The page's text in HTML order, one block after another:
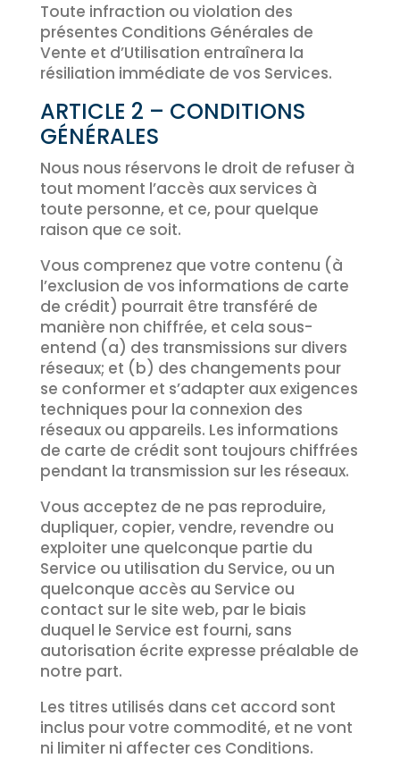
Toute infraction ou violation des
présentes Conditions Générales de
Vente et d’Utilisation entraînera la
résiliation immédiate de vos Services.
ARTICLE 2 – CONDITIONS
GÉNÉRALES
Nous nous réservons le droit de refuser à
tout moment l’accès aux services à
toute personne, et ce, pour quelque
raison que ce soit.
Vous comprenez que votre contenu (à
l’exclusion de vos informations de carte
de crédit) pourrait être transféré de
manière non chiffrée, et cela sous-
entend (a) des transmissions sur divers
réseaux; et (b) des changements pour
se conformer et s’adapter aux exigences
techniques pour la connexion des
réseaux ou appareils. Les informations
de carte de crédit sont toujours chiffrées
pendant la transmission sur les réseaux.
Vous acceptez de ne pas reproduire,
dupliquer, copier, vendre, revendre ou
exploiter une quelconque partie du
Service ou utilisation du Service, ou un
quelconque accès au Service ou
contact sur le site web, par le biais
duquel le Service est fourni, sans
autorisation écrite expresse préalable de
notre part.
Les titres utilisés dans cet accord sont
inclus pour votre commodité, et ne vont
ni limiter ni affecter ces Conditions.